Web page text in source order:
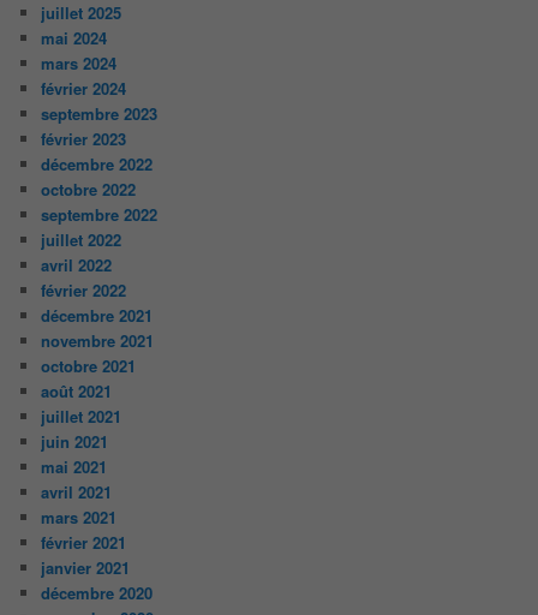
juillet 2025
mai 2024
mars 2024
février 2024
septembre 2023
février 2023
décembre 2022
octobre 2022
septembre 2022
juillet 2022
avril 2022
février 2022
décembre 2021
novembre 2021
octobre 2021
août 2021
juillet 2021
juin 2021
mai 2021
avril 2021
mars 2021
février 2021
janvier 2021
décembre 2020